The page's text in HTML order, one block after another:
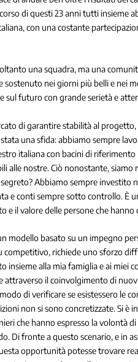
di questi 23 anni tutti insieme
con una costante
una squadra, ma una
sostenuto nei giorni più belli e nei
sul futuro con grande serietà e
di garantire stabilità al
una sfida: abbiamo sempre
italiana con bacini di
alle nostre. Ciò nonostante,
Abbiamo sempre investito
e conti sempre sotto controllo. È
e il valore delle persone che
modello basato su un impegno
competitivo, richiede uno sforzo
insieme alla mia famiglia e ai miei
attraverso il coinvolgimento di
di verificare se esistessero le
non si sono concretizzate. Si è
che hanno espresso la volontà
Di fronte a questo scenario, e in
opportunità potesse trovare